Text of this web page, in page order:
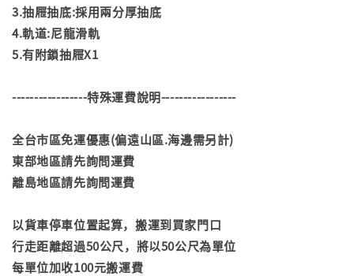
3.抽屜抽底:採用兩分厚抽底
4.軌道:尼龍滑軌
5.有附鎖抽屜X1
-----------------特殊運費說明-----------------
全台市區免運優惠(偏遠山區.海邊需另計)
東部地區請先詢問運費
離島地區請先詢問運費
以貨車停車位置起算，搬運到買家門口
行走距離超過50公尺，將以50公尺為單位
每單位加收100元搬運費